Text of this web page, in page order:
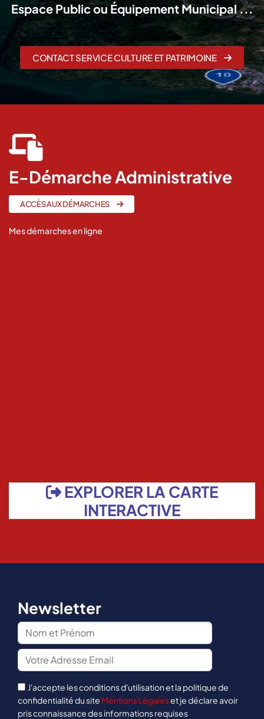
Espace Public ou Équipement Municipal ...
CONTACT SERVICE CULTURE ET PATRIMOINE
file
E-Démarche Administrative
ACCÈS AUX DÉMARCHES
Mes démarches en ligne
EXPLORER LA CARTE
INTERACTIVE
Newsletter
J'accepte les conditions d'utilisation et la politique de
confidentialité du site Mentions Légaleset je déclare avoir
pris connaissance des informations requises